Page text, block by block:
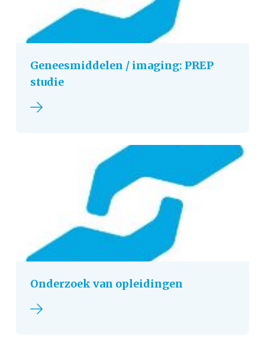
Geneesmiddelen / imaging: PREP
studie
Lees verder
Onderzoek van opleidingen
Lees verder